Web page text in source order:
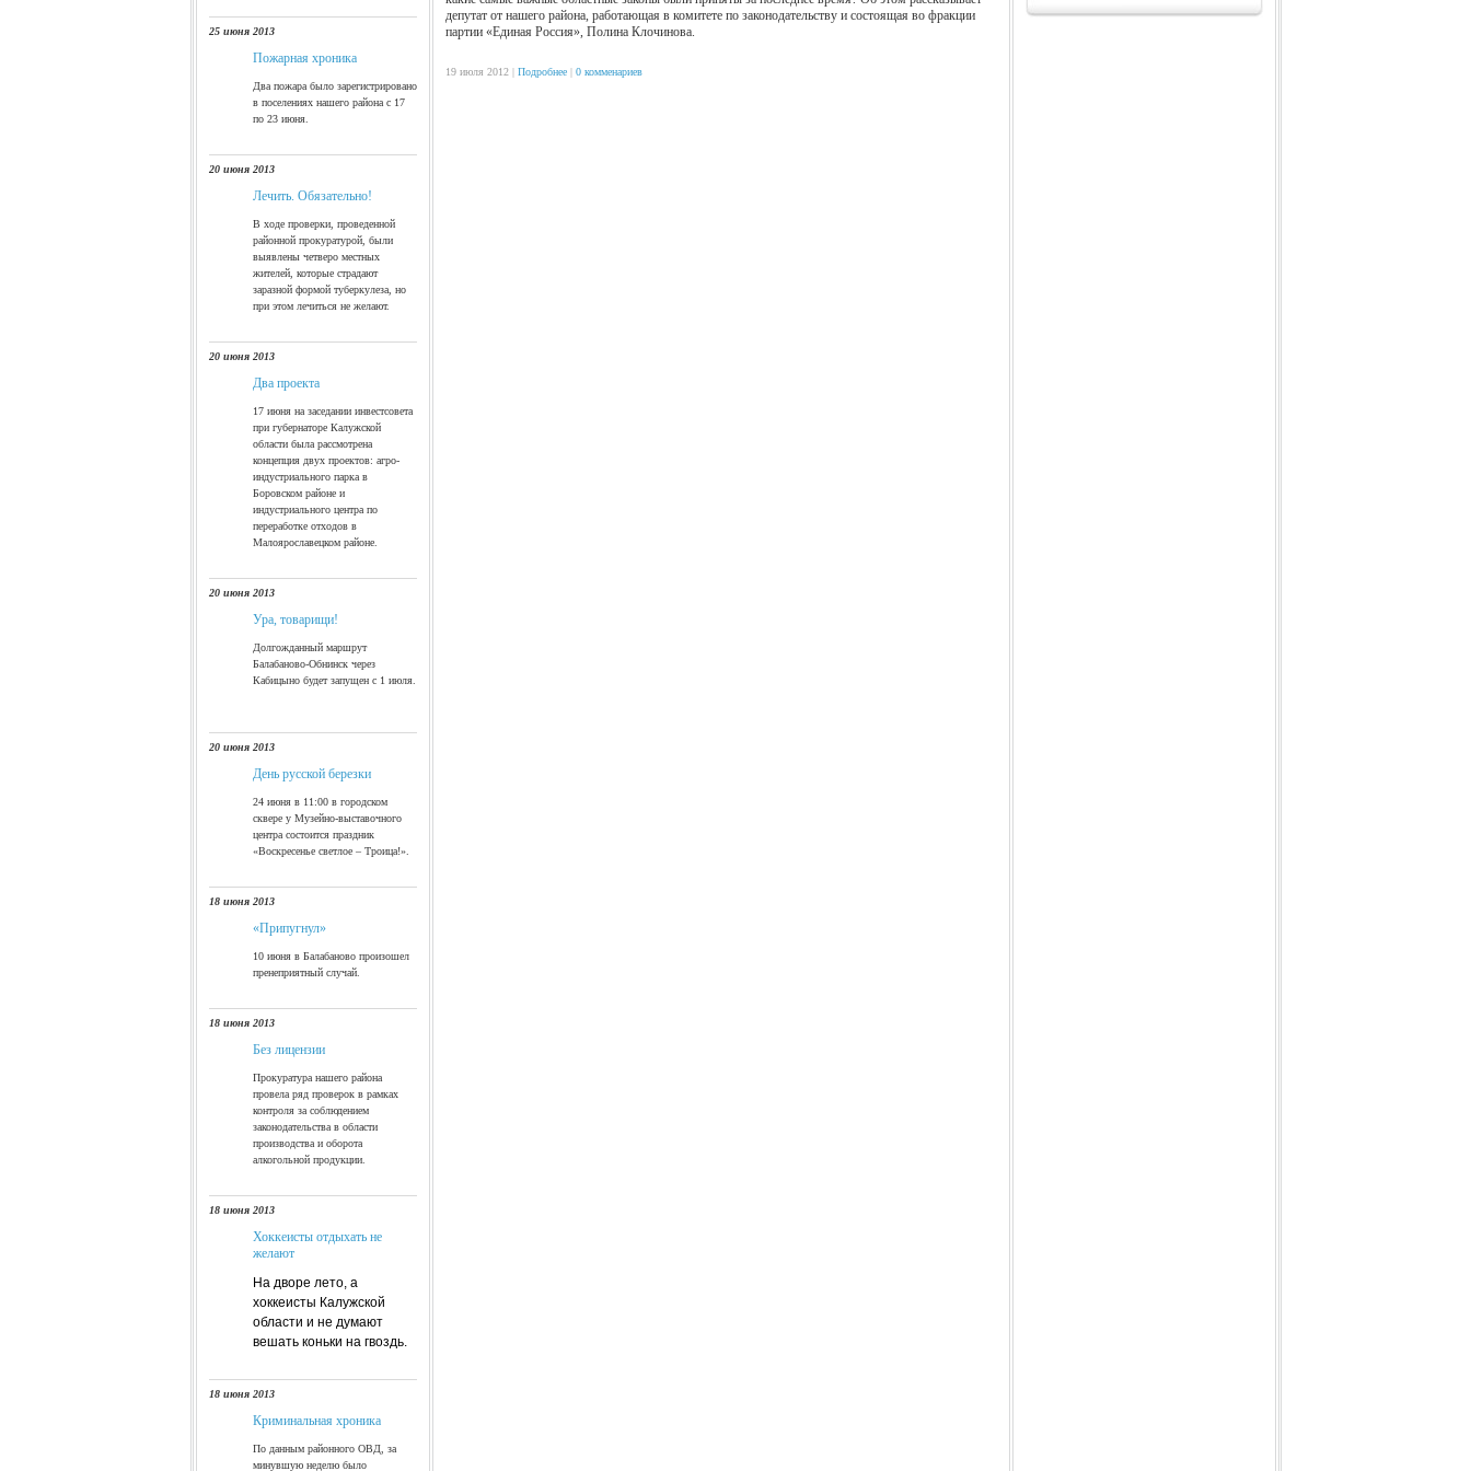
25 июня 2013
Пожарная хроника
Два пожара было зарегистрировано
в поселениях нашего района с 17
по 23 июня.
20 июня 2013
Лечить. Обязательно!
В ходе проверки, проведенной
районной прокуратурой, были
выявлены четверо местных
жителей, которые страдают
заразной формой туберкулеза, но
при этом лечиться не желают.
20 июня 2013
Два проекта
17 июня на заседании инвестсовета
при губернаторе Калужской
области была рассмотрена
концепция двух проектов: агро-
индустриального парка в
Боровском районе и
индустриального центра по
переработке отходов в
Малоярославецком районе.
20 июня 2013
Ура, товарищи!
Долгожданный маршрут
Балабаново-Обнинск через
Кабицыно будет запущен с 1 июля.
20 июня 2013
День русской березки
24 июня в 11:00 в городском
сквере у Музейно-выставочного
центра состоится праздник
«Воскресенье светлое – Троица!».
18 июня 2013
«Припугнул»
10 июня в Балабаново произошел
пренеприятный случай.
18 июня 2013
Без лицензии
Прокуратура нашего района
провела ряд проверок в рамках
контроля за соблюдением
законодательства в области
производства и оборота
алкогольной продукции.
18 июня 2013
Хоккеисты отдыхать не
желают
На дворе лето, а
хоккеисты Калужской
области и не думают
вешать коньки на гвоздь.
18 июня 2013
Криминальная хроника
По данным районного ОВД, за
минувшую неделю было
депутат от нашего района, работающая в комитете по законодательству и состоящая во фракции
партии «Единая Россия», Полина Клочинова.
19 июля 2012 | Подробнее| 0 комменариев